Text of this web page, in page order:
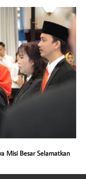
Misi Besar Selamatkan